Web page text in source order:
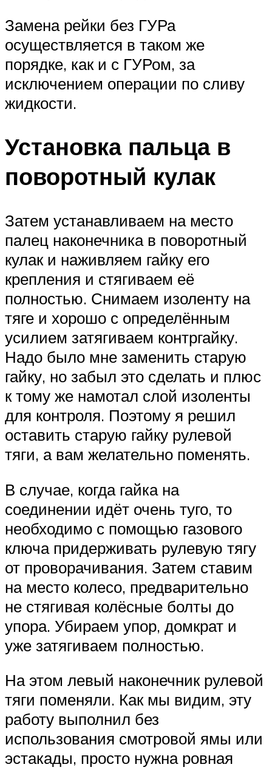
Замена рейки без ГУРа
осуществляется в таком же
порядке, как и с ГУРом, за
исключением операции по сливу
жидкости.
Установка пальца в
поворотный кулак
Затем устанавливаем на место
палец наконечника в поворотный
кулак и наживляем гайку его
крепления и стягиваем её
полностью. Снимаем изоленту на
тяге и хорошо с определённым
усилием затягиваем контргайку.
Надо было мне заменить старую
гайку, но забыл это сделать и плюс
к тому же намотал слой изоленты
для контроля. Поэтому я решил
оставить старую гайку рулевой
тяги, а вам желательно поменять.
В случае, когда гайка на
соединении идёт очень туго, то
необходимо с помощью газового
ключа придерживать рулевую тягу
от проворачивания. Затем ставим
на место колесо, предварительно
не стягивая колёсные болты до
упора. Убираем упор, домкрат и
уже затягиваем полностью.
На этом левый наконечник рулевой
тяги поменяли. Как мы видим, эту
работу выполнил без
использования смотровой ямы или
эстакады, просто нужна ровная